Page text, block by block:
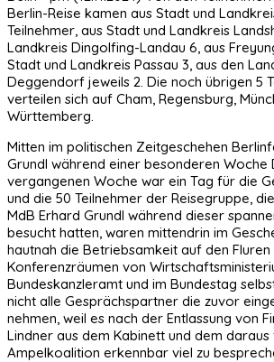
Berlin-Reise kamen aus Stadt und
Teilnehmer, aus Stadt und Landkreis
Landkreis Dingolfing-Landau 6, aus
Stadt und Landkreis Passau 3, aus den
Deggendorf jeweils 2. Die noch übrigen 5
verteilen sich auf Cham, Regensburg,
Württemberg.
Mitten im politischen Zeitgeschehen
Grundl während einer besonderen
vergangenen Woche war ein Tag für die
und die 50 Teilnehmer der Reisegruppe,
MdB Erhard Grundl während dieser
besucht hatten, waren mittendrin im
hautnah die Betriebsamkeit auf den Fluren
Konferenzräumen von
Bundeskanzleramt und im Bundestag
nicht alle Gesprächspartner die zuvor
nehmen, weil es nach der Entlassung von
Lindner aus dem Kabinett und dem
Ampelkoalition erkennbar viel zu